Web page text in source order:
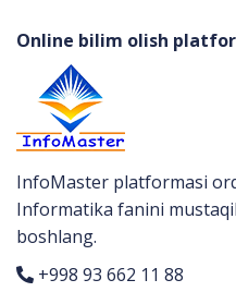
Online bilim olish
InfoMaster platformasi
Informatika fanini
boshlang.
+998 93 662 11 88